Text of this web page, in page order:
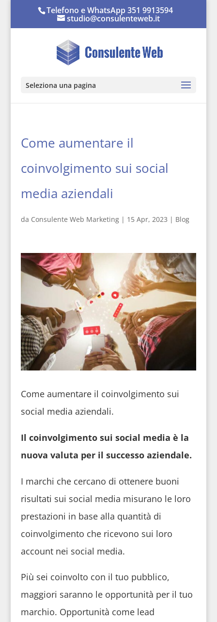
Telefono e WhatsApp 351 9913594
studio@consulenteweb.it
Seleziona una pagina
Come aumentare il
coinvolgimento sui social
media aziendali
da Consulente Web Marketing| 15 Apr, 2023 | Blog
Come aumentare il coinvolgimento sui
social media aziendali.
Il coinvolgimento sui social media è la
nuova valuta per il successo aziendale.
I marchi che cercano di ottenere buoni
risultati sui social media misurano le loro
prestazioni in base alla quantità di
coinvolgimento che ricevono sui loro
account nei social media.
Più sei coinvolto con il tuo pubblico,
maggiori saranno le opportunità per il tuo
marchio. Opportunità come lead